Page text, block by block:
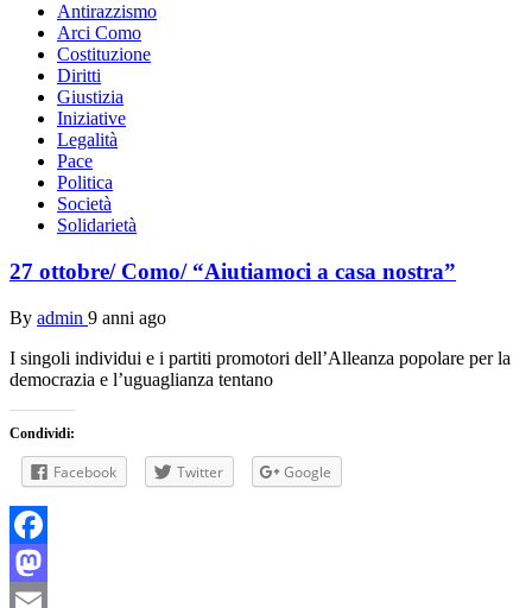
Antirazzismo
Arci Como
Costituzione
Diritti
Giustizia
Iniziative
Legalità
Pace
Politica
Società
Solidarietà
27 ottobre/ Como/ “Aiutiamoci a casa nostra”
By admin 9 anni ago
I singoli individui e i partiti promotori dell’Alleanza popolare per la
democrazia e l’uguaglianza tentano
Condividi:
Facebook Twitter Google
Facebook
Mastodon